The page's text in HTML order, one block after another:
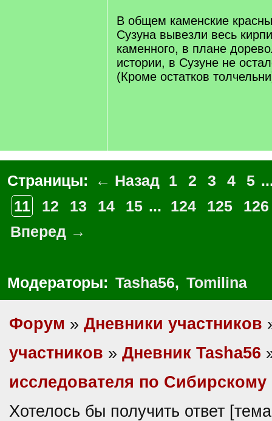
В общем каменские
Сузуна вывезли весь
каменного, в плане
истории, в Сузуне не
(Кроме остатков
Страницы: ← Назад 1 2 3 4 5
11
12 13 14 15 ... 124 125
126
Вперед →
Модераторы: Tasha56, Tomilina
Форум » Дневники участников
участников » Дневник Tasha56
исследователя по Сибирскому
Хотелось бы получить ответ